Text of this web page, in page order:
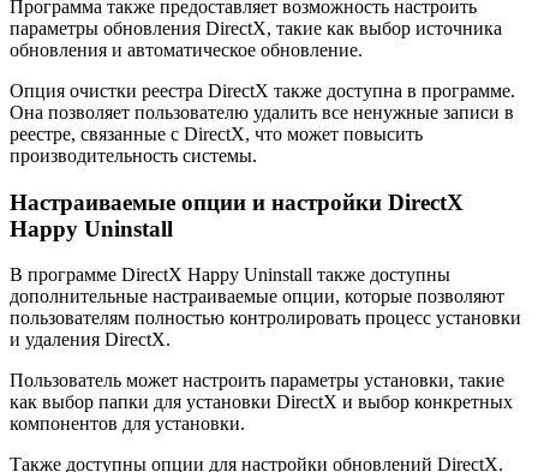
Программа также предоставляет возможность настроить
параметры обновления DirectX, такие как выбор источника
обновления и автоматическое обновление.
Опция очистки реестра DirectX также доступна в программе.
Она позволяет пользователю удалить все ненужные записи в
реестре, связанные с DirectX, что может повысить
производительность системы.
Настраиваемые опции и настройки DirectX
Happy Uninstall
В программе DirectX Happy Uninstall также доступны
дополнительные настраиваемые опции, которые позволяют
пользователям полностью контролировать процесс установки
и удаления DirectX.
Пользователь может настроить параметры установки, такие
как выбор папки для установки DirectX и выбор конкретных
компонентов для установки.
Также доступны опции для настройки обновлений DirectX.